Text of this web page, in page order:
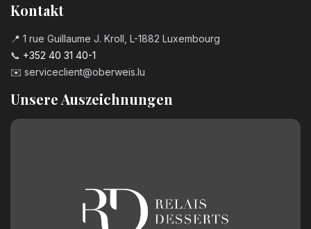
Kontakt
📍 1 rue Guillaume J. Kroll, L-1882 Luxembourg
📞 +352 40 31 40-1
✉️ serviceclient@oberweis.lu
Unsere Auszeichnungen